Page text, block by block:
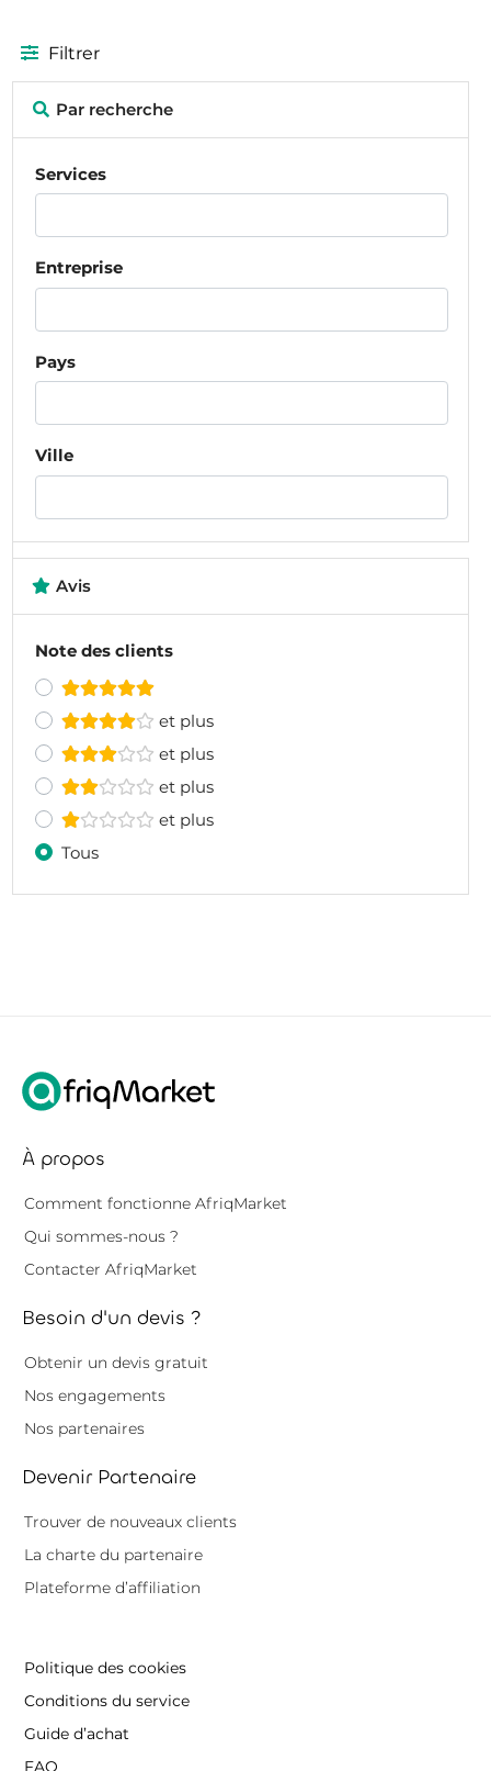
Filtrer
Par recherche
Services
Entreprise
Pays
Ville
Avis
Note des clients
et plus
et plus
et plus
et plus
Tous
À propos
Comment fonctionne AfriqMarket
Qui sommes-nous ?
Contacter AfriqMarket
Besoin d'un devis ?
Obtenir un devis gratuit
Nos engagements
Nos partenaires
Devenir Partenaire
Trouver de nouveaux clients
La charte du partenaire
Plateforme d’affiliation
Politique des cookies
Conditions du service
Guide d’achat